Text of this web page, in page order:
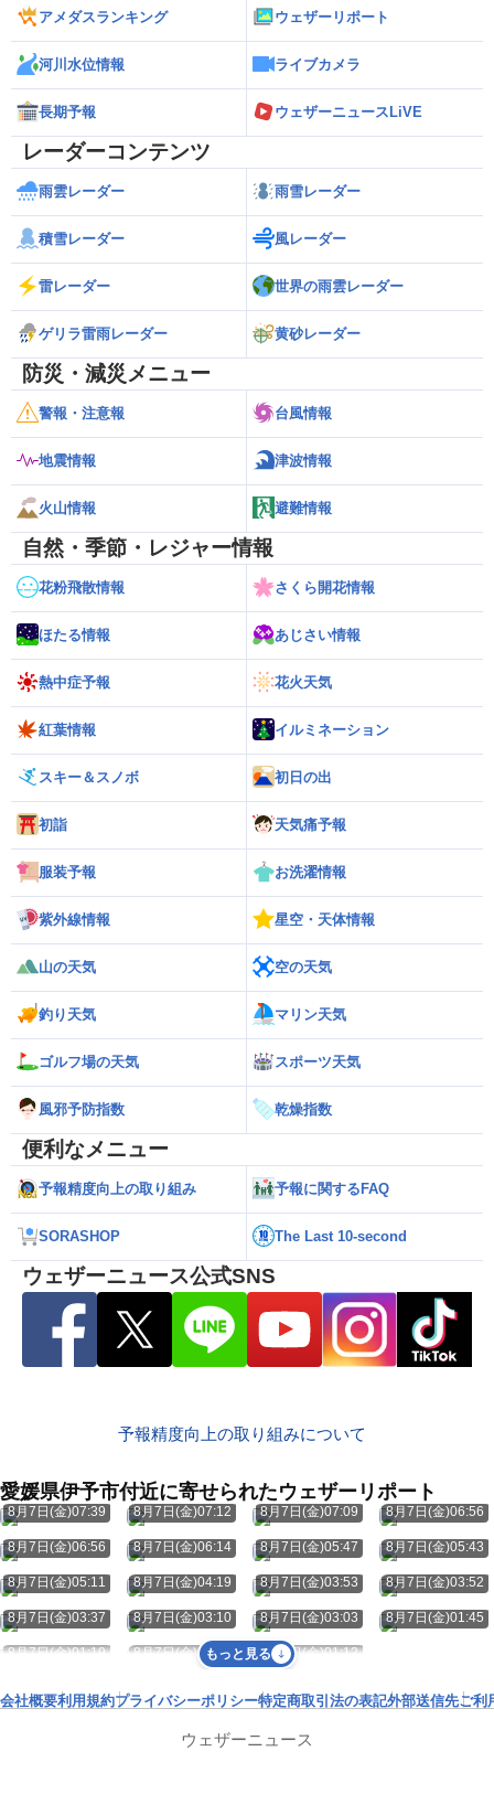
アメダスランキング ウェザーリポート
河川水位情報 ライブカメラ
長期予報 ウェザーニュースLiVE
レーダーコンテンツ
雨雲レーダー 雨雪レーダー
積雪レーダー 風レーダー
雷レーダー 世界の雨雲レーダー
ゲリラ雷雨レーダー 黄砂レーダー
防災・減災メニュー
警報・注意報 台風情報
地震情報 津波情報
火山情報 避難情報
自然・季節・レジャー情報
花粉飛散情報 さくら開花情報
ほたる情報 あじさい情報
熱中症予報 花火天気
紅葉情報 イルミネーション
スキー＆スノボ 初日の出
初詣 天気痛予報
服装予報 お洗濯情報
紫外線情報 星空・天体情報
山の天気 空の天気
釣り天気 マリン天気
ゴルフ場の天気 スポーツ天気
風邪予防指数 乾燥指数
便利なメニュー
予報精度向上の取り組み 予報に関するFAQ
SORASHOP The Last 10-second
ウェザーニュース公式SNS
予報精度向上の取り組みについて
愛媛県伊予市付近に寄せられたウェザーリポート
8月7日(金)07:39 8月7日(金)07:12 8月7日(金)07:09 8月7日(金)06:56
8月7日(金)06:56 8月7日(金)06:14 8月7日(金)05:47 8月7日(金)05:43
8月7日(金)05:11 8月7日(金)04:19 8月7日(金)03:53 8月7日(金)03:52
8月7日(金)03:37 8月7日(金)03:10 8月7日(金)03:03 8月7日(金)01:45
8月7日(金)01:19 8月7日(金)01:16 8月7日(金)01:12
もっと見る
会社概要利用規約プライバシーポリシー特定商取引法の表記外部送信先ご利
ウェザーニュース